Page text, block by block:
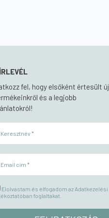
fel, hogy elsőként értesült új
és a legjobb
Elolvastam és elfogadom az Adatkezelési
foglaltakat.